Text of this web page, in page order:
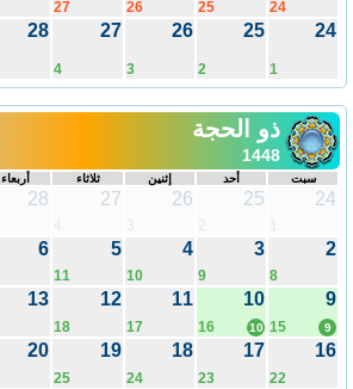
24
25
26
27
24
1
25
2
26
3
27
4
28
ذو الحجة
1448
سبت
أحد إثنين ثلاثاء أربعاء
24
1
25
2
26
3
27
4
28
2
8
3
9
4
10
5
11
6
9
15 9
10
16 10
11
17
12
18
13
16
22
17
23
18
24
19
25
20